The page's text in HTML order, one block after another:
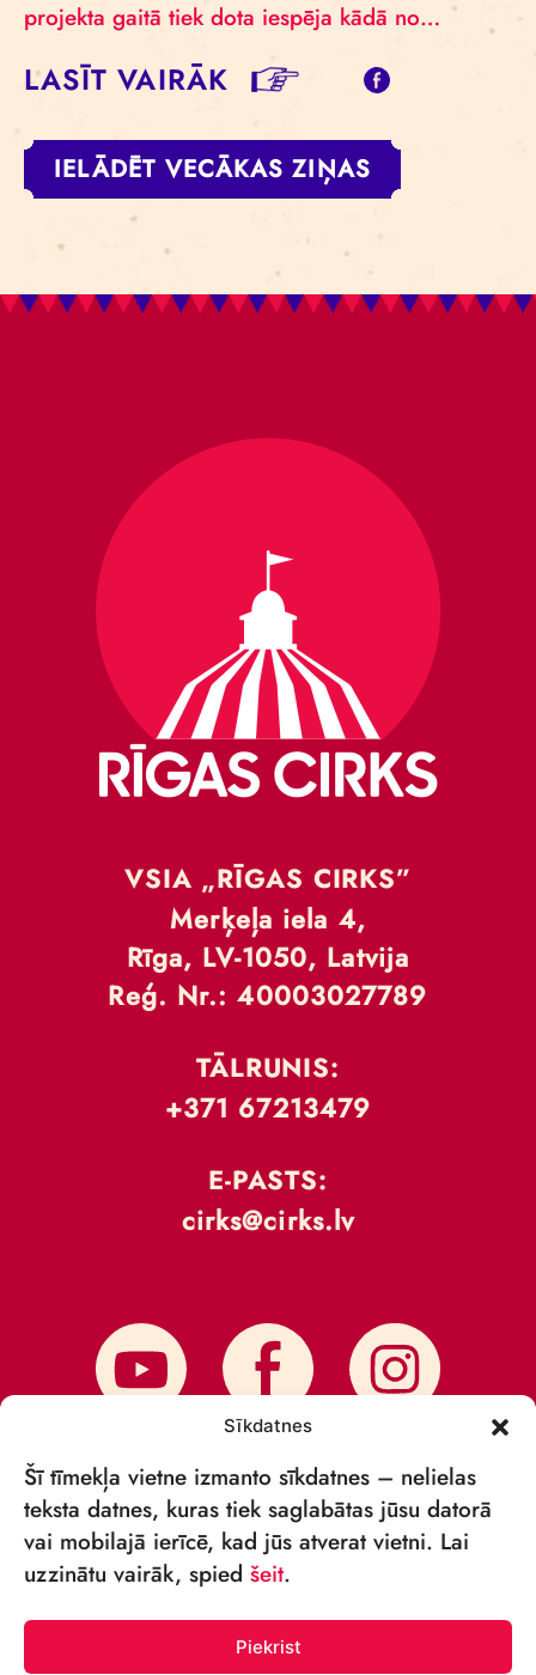
Sīkdatnes
Šī tīmekļa vietne izmanto sīkdatnes – nelielas
teksta datnes, kuras tiek saglabātas jūsu datorā
vai mobilajā ierīcē, kad jūs atverat vietni. Lai
uzzinātu vairāk, spied šeit.
Piekrist
projekta gaitā tiek dota iespēja kādā no…
LASĪT VAIRĀK
IELĀDĒT VECĀKAS ZIŅAS
VSIA „RĪGAS CIRKS”
Merķeļa iela 4,
Rīga, LV-1050, Latvija
Reģ. Nr.: 40003027789
TĀLRUNIS:
+371 67213479
E-PASTS:
cirks@cirks.lv
PIESAKIES JAUNUMIEM